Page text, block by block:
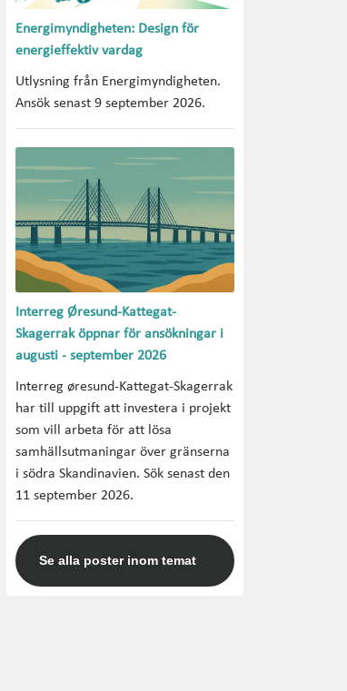
Energimyndigheten: Design för
energieffektiv vardag
Utlysning från Energimyndigheten.
Ansök senast 9 september 2026.
Interreg Øresund-Kattegat-
Skagerrak öppnar för ansökningar i
augusti - september 2026
Interreg øresund-Kattegat-Skagerrak
har till uppgift att investera i projekt
som vill arbeta för att lösa
samhällsutmaningar över gränserna
i södra Skandinavien. Sök senast den
11 september 2026.
Se alla poster inom temat